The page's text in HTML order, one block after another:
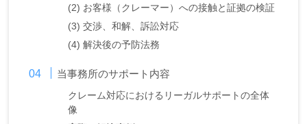
(2) お客様（クレーマー）への接触と証拠の検証
(3) 交渉、和解、訴訟対応
(4) 解決後の予防法務
当事務所のサポート内容
クレーム対応におけるリーガルサポートの全体
像